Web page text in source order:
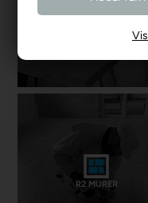
R2 MURER